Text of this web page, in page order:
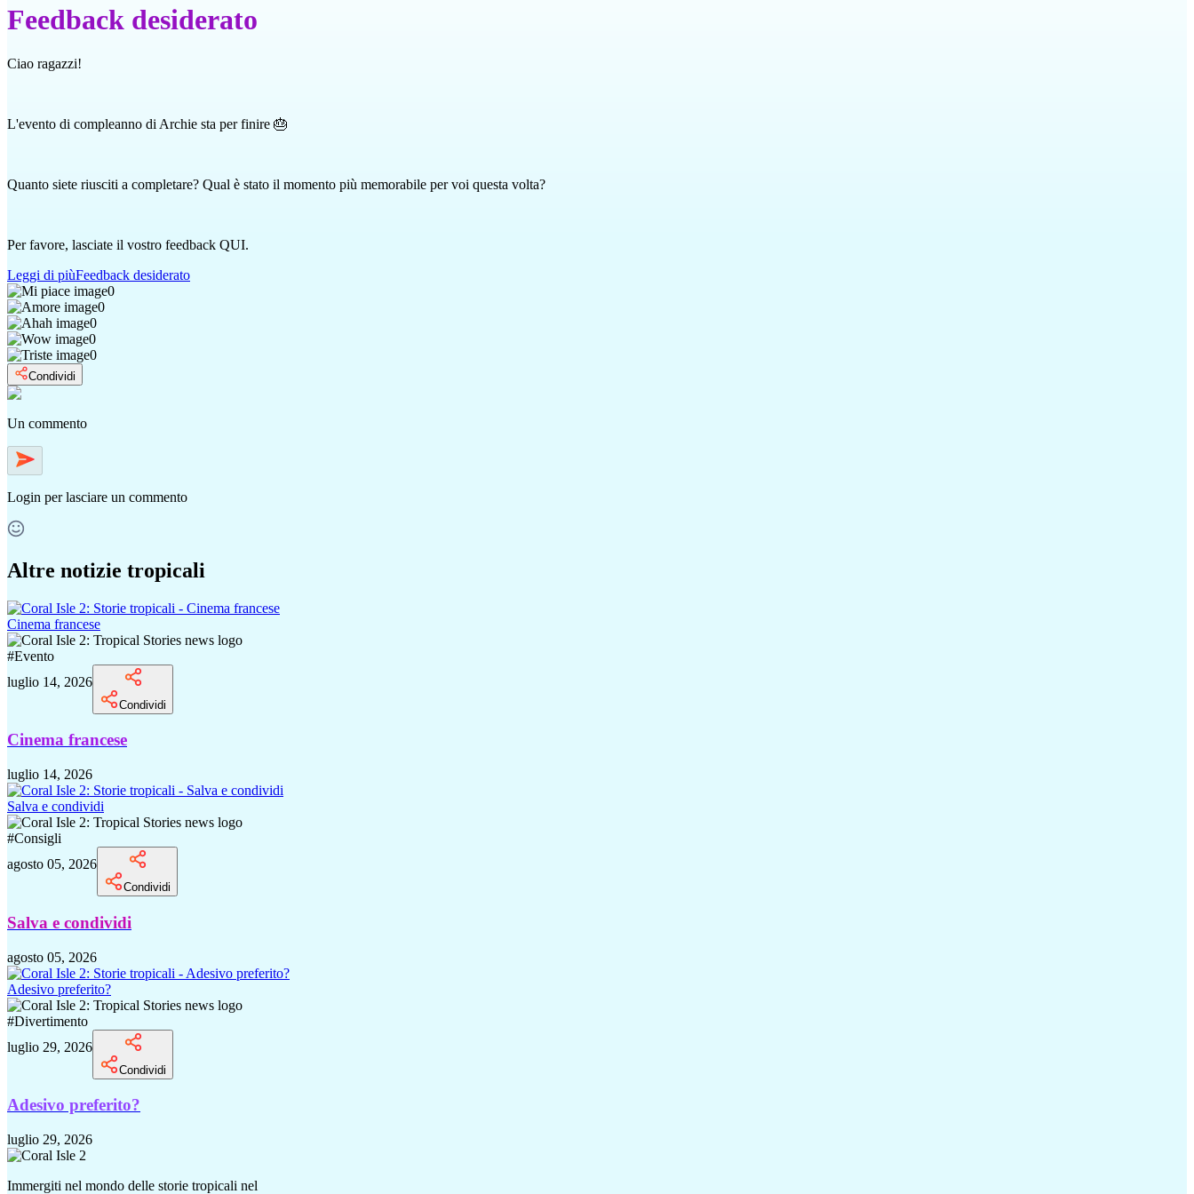
Feedback desiderato
Ciao ragazzi!
L'evento di compleanno di Archie sta per finire 🎂
Quanto siete riusciti a completare? Qual è stato il momento più memorabile per voi questa volta?
Per favore, lasciate il vostro feedback QUI.
Leggi di piùFeedback desiderato
0
0
0
0
0
Condividi
Un commento
Login per lasciare un commento
Altre notizie tropicali
Cinema francese
#Evento
luglio 14, 2026
Condividi
Cinema francese
luglio 14, 2026
Salva e condividi
#Consigli
agosto 05, 2026
Condividi
Salva e condividi
agosto 05, 2026
Adesivo preferito?
#Divertimento
luglio 29, 2026
Condividi
Adesivo preferito?
luglio 29, 2026
Immergiti nel mondo delle storie tropicali nel